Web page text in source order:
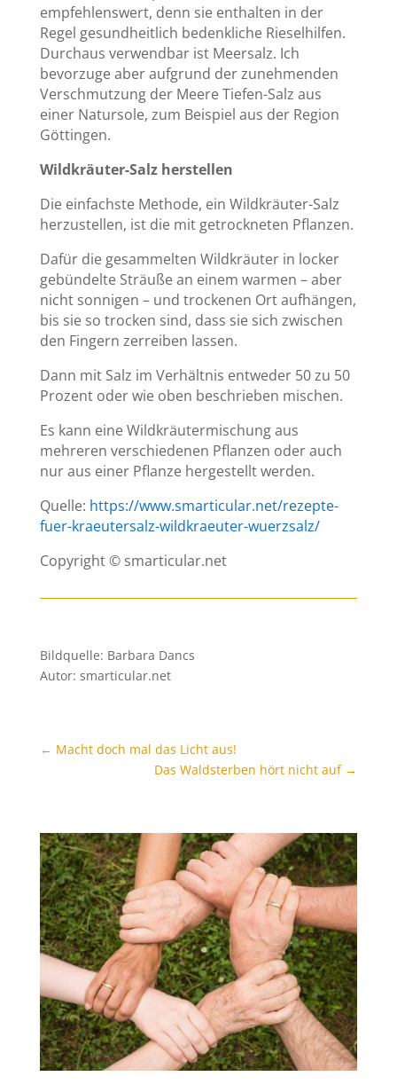
empfehlenswert, denn sie enthalten in der
Regel gesundheitlich bedenkliche Rieselhilfen.
Durchaus verwendbar ist Meersalz. Ich
bevorzuge aber aufgrund der zunehmenden
Verschmutzung der Meere Tiefen-Salz aus
einer Natursole, zum Beispiel aus der Region
Göttingen.
Wildkräuter-Salz herstellen
Die einfachste Methode, ein Wildkräuter-Salz
herzustellen, ist die mit getrockneten Pflanzen.
Dafür die gesammelten Wildkräuter in locker
gebündelte Sträuße an einem warmen – aber
nicht sonnigen – und trockenen Ort aufhängen,
bis sie so trocken sind, dass sie sich zwischen
den Fingern zerreiben lassen.
Dann mit Salz im Verhältnis entweder 50 zu 50
Prozent oder wie oben beschrieben mischen.
Es kann eine Wildkräutermischung aus
mehreren verschiedenen Pflanzen oder auch
nur aus einer Pflanze hergestellt werden.
Quelle: https://www.smarticular.net/rezepte-
fuer-kraeutersalz-wildkraeuter-wuerzsalz/
Copyright © smarticular.net
Bildquelle: Barbara Dancs
Autor: smarticular.net
← Macht doch mal das Licht aus!
Das Waldsterben hört nicht auf→